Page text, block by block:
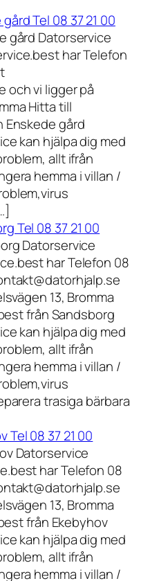
Tel 08 37 21 00
gård Datorservice
har Telefon
och vi ligger på
Hitta till
Enskede gård
kan hjälpa dig med
allt ifrån
hemma i villan /
Tel 08 37 21 00
Datorservice
har Telefon 08
13, Bromma
från Sandsborg
kan hjälpa dig med
allt ifrån
hemma i villan /
trasiga bärbara
Tel 08 37 21 00
Datorservice
har Telefon 08
13, Bromma
från Ekebyhov
kan hjälpa dig med
allt ifrån
hemma i villan /